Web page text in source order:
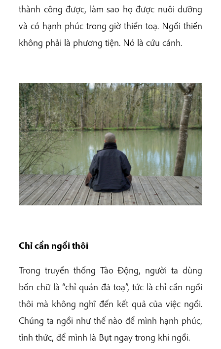
thành công được, làm sao họ được nuôi dưỡng
và có hạnh phúc trong giờ thiền toạ. Ngồi thiền
không phải là phương tiện. Nó là cứu cánh.
Chỉ cần ngồi thôi
Trong truyền thống Tào Động, người ta dùng
bốn chữ là “chỉ quán đả toạ”, tức là chỉ cần ngồi
thôi mà không nghĩ đến kết quả của việc ngồi.
Chúng ta ngồi như thế nào để mình hạnh phúc,
tỉnh thức, để mình là Bụt ngay trong khi ngồi.